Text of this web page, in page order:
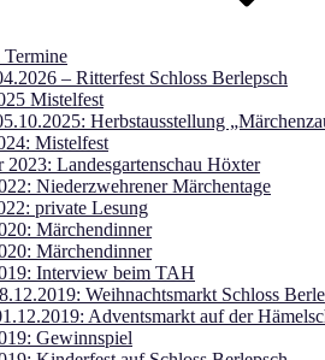
Termine
– Ritterfest Schloss Berlepsch
Mistelfest
Herbstausstellung
Mistelfest
2023: Landesgartenschau Höxter
Niederzwehrener Märchentage
private Lesung
Märchendinner
Märchendinner
Interview beim TAH
Weihnachtsmarkt Schloss
Adventsmarkt auf der
Gewinnspiel